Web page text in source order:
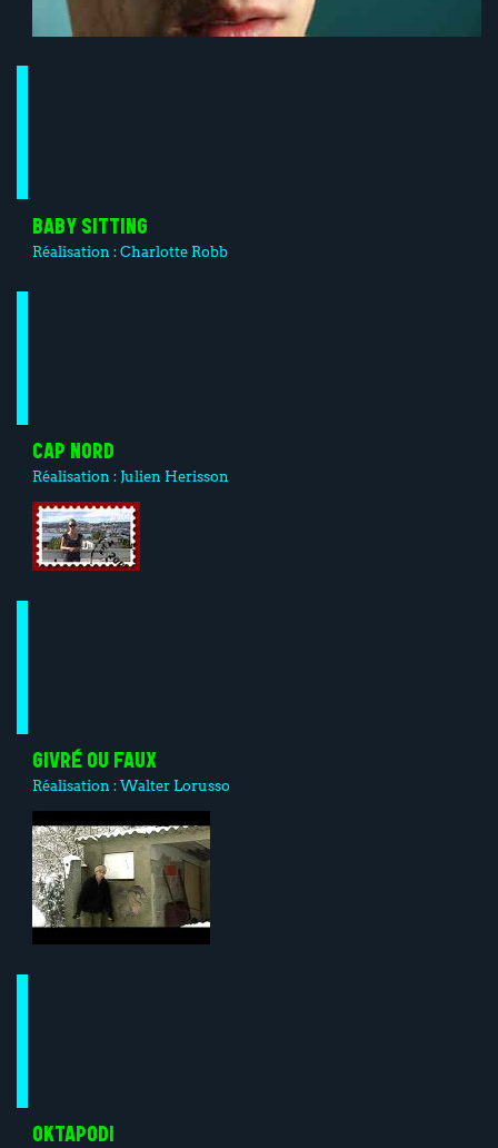
BABY SITTING
Réalisation :Charlotte Robb
CAP NORD
Réalisation : Julien Herisson
GIVRÉ OU FAUX
Réalisation :Walter Lorusso
OKTAPODI